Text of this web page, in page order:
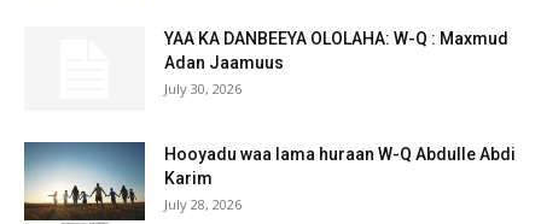
YAA KA DANBEEYA OLOLAHA: W-Q : Maxmud
Adan Jaamuus
July 30, 2026
Hooyadu waa lama huraan W-Q Abdulle Abdi
Karim
July 28, 2026